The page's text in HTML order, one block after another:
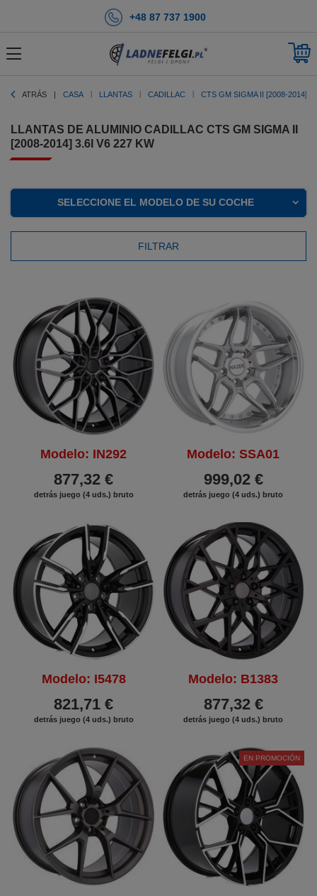
+48 87 737 1900
ATRÁS CASA LLANTAS CADILLAC CTS GM SIGMA II [2008-2014]
LLANTAS DE ALUMINIO CADILLAC CTS GM SIGMA II
[2008-2014] 3.6I V6 227 KW
SELECCIONE EL MODELO DE SU COCHE
FILTRAR
Modelo: IN292
877,32 €
detrás juego (4 uds.) bruto
Modelo: SSA01
999,02 €
detrás juego (4 uds.) bruto
Modelo: I5478
821,71 €
detrás juego (4 uds.) bruto
Modelo: B1383
877,32 €
detrás juego (4 uds.) bruto
EN PROMOCIÓN